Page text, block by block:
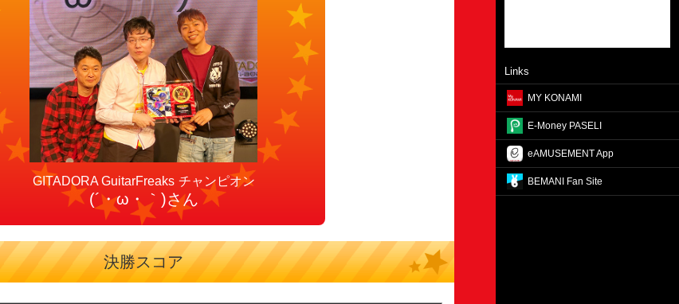
チャンピオン
(´・ω・｀)さん
決勝スコア
Links
MY KONAMI
E-Money PASELI
eAMUSEMENT App
BEMANI Fan Site